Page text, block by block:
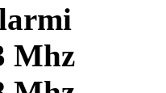
Mhz